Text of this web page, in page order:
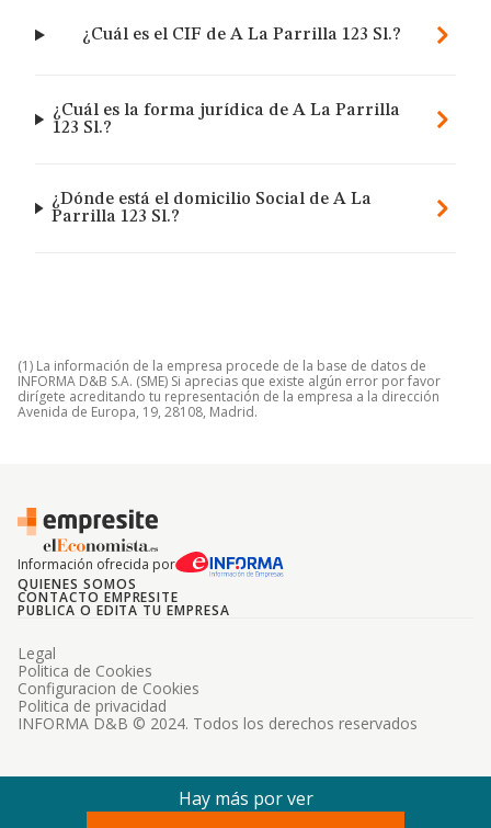
¿Cuál es el CIF de A La Parrilla 123 Sl.?
¿Cuál es la forma jurídica de A La Parrilla
123 Sl.?
¿Dónde está el domicilio Social de A La
Parrilla 123 Sl.?
(1) La información de la empresa procede de la base de datos de
INFORMA D&B S.A. (SME) Si aprecias que existe algún error por favor
dirígete acreditando tu representación de la empresa a la dirección
Avenida de Europa, 19, 28108, Madrid.
Información ofrecida por
QUIENES SOMOS
CONTACTO EMPRESITE
PUBLICA O EDITA TU EMPRESA
INFORMA D&B © 2024. Todos los derechos reservados
Legal
Politica de Cookies
Configuracion de Cookies
Politica de privacidad
Hay más por ver